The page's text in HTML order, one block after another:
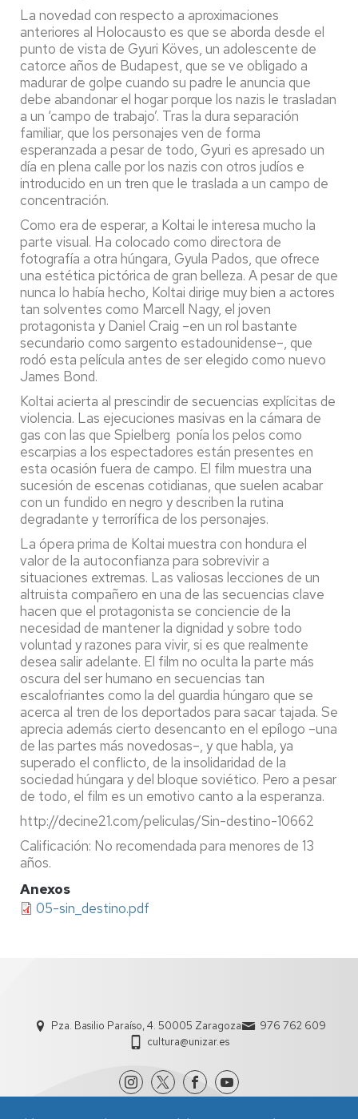
La novedad con respecto a aproximaciones
anteriores al Holocausto es que se aborda desde el
punto de vista de Gyuri Köves, un adolescente de
catorce años de Budapest, que se ve obligado a
madurar de golpe cuando su padre le anuncia que
debe abandonar el hogar porque los nazis le trasladan
a un ‘campo de trabajo’. Tras la dura separación
familiar, que los personajes ven de forma
esperanzada a pesar de todo, Gyuri es apresado un
día en plena calle por los nazis con otros judíos e
introducido en un tren que le traslada a un campo de
concentración.
Como era de esperar, a Koltai le interesa mucho la
parte visual. Ha colocado como directora de
fotografía a otra húngara, Gyula Pados, que ofrece
una estética pictórica de gran belleza. A pesar de que
nunca lo había hecho, Koltai dirige muy bien a actores
tan solventes como Marcell Nagy, el joven
protagonista y Daniel Craig –en un rol bastante
secundario como sargento estadounidense–, que
rodó esta película antes de ser elegido como nuevo
James Bond.
Koltai acierta al prescindir de secuencias explícitas de
violencia. Las ejecuciones masivas en la cámara de
gas con las que Spielberg ponía los pelos como
escarpias a los espectadores están presentes en
esta ocasión fuera de campo. El film muestra una
sucesión de escenas cotidianas, que suelen acabar
con un fundido en negro y describen la rutina
degradante y terrorífica de los personajes.
La ópera prima de Koltai muestra con hondura el
valor de la autoconfianza para sobrevivir a
situaciones extremas. Las valiosas lecciones de un
altruista compañero en una de las secuencias clave
hacen que el protagonista se conciencie de la
necesidad de mantener la dignidad y sobre todo
voluntad y razones para vivir, si es que realmente
desea salir adelante. El film no oculta la parte más
oscura del ser humano en secuencias tan
escalofriantes como la del guardia húngaro que se
acerca al tren de los deportados para sacar tajada. Se
aprecia además cierto desencanto en el epílogo –una
de las partes más novedosas–, y que habla, ya
superado el conflicto, de la insolidaridad de la
sociedad húngara y del bloque soviético. Pero a pesar
de todo, el film es un emotivo canto a la esperanza.
http://decine21.com/peliculas/Sin-destino-10662
Calificación: No recomendada para menores de 13
años.
Anexos
05-sin_destino.pdf
Pza. Basilio Paraíso, 4. 50005 Zaragoza
976 762 609
cultura@unizar.es